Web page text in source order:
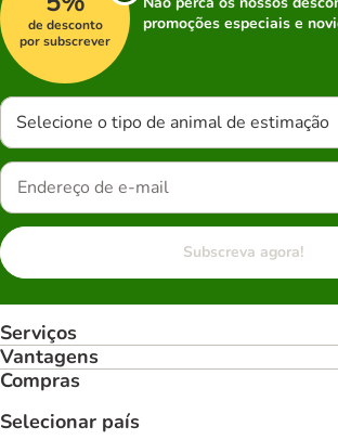
de desconto
por subscrever
promoções especiais e
Selecione o tipo de animal de estimação
Subscreva agora!
Serviços
Vantagens
Compras
Selecionar país